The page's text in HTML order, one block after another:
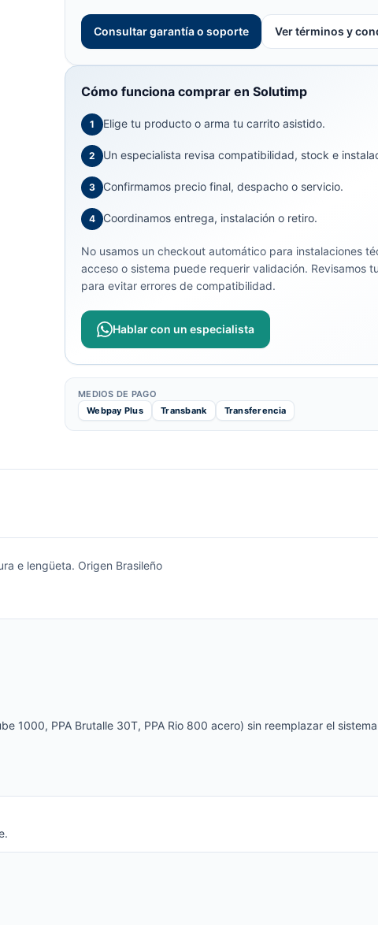
Consultar garantía o soporte Ver términos y
Cómo funciona comprar en Solutimp
1 Elige tu producto o arma tu carrito asistido.
2 Un especialista revisa compatibilidad, stock e
3 Confirmamos precio final, despacho o servicio.
4 Coordinamos entrega, instalación o retiro.
No usamos un checkout automático para instalaciones
acceso o sistema puede requerir validación. Revisamos
para evitar errores de compatibilidad.
Hablar con un especialista
MEDIOS DE PAGO
Webpay Plus
Transbank Transferencia
e lengüeta. Origen Brasileño
1000, PPA Brutalle 30T, PPA Rio 800 acero) sin reemplazar el